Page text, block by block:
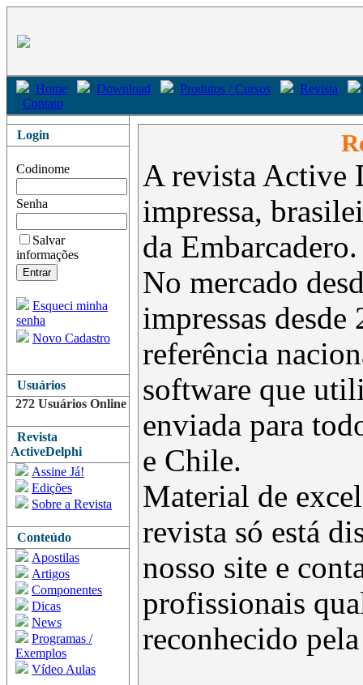
Home Download Produtos / Cursos
Revista
Contato
Login
Codinome
Senha
Salvar
informações
Esqueci minha
senha
Novo Cadastro
Usuários
272 Usuários Online
Revista
ActiveDelphi
Assine Já!
Edições
Sobre a Revista
Conteúdo
Apostilas
Artigos
Componentes
Dicas
News
Programas /
Exemplos
Vídeo Aulas
A revista Active
impressa,
da Embarcadero.
No mercado
impressas
referência
software que
enviada para
e Chile.
Material de
revista só está
nosso site e
profissionais
reconhecido